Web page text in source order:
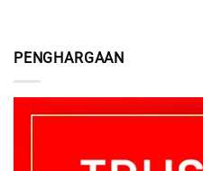
PENGHARGAAN